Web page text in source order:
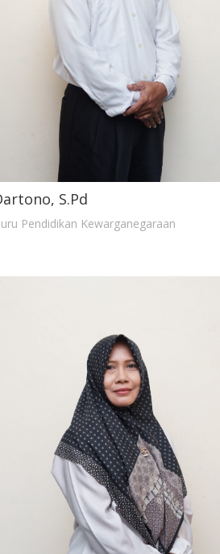
S.Pd
Pendidikan Kewarganegaraan